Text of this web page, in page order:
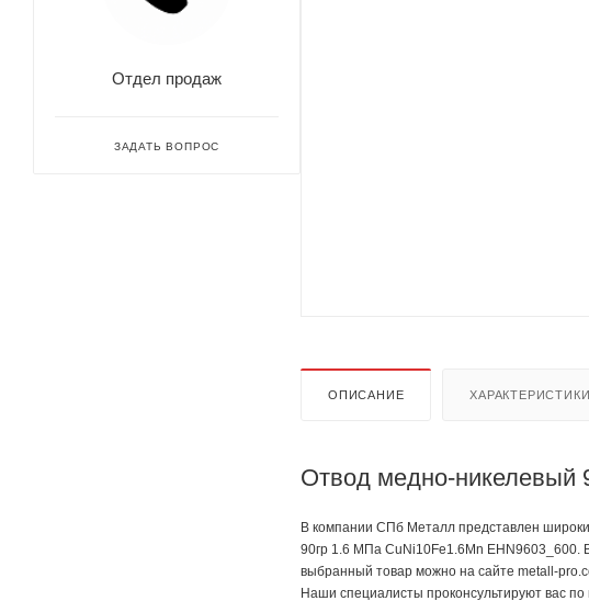
ОПИСАНИЕ ХАРАКТЕРИСТИКИ
Отвод медно-никелевый
В компании СПб Металл представлен
90гр 1.6 МПа CuNi10Fe1.6Mn EHN9603_600.
выбранный товар можно на сайте metall-
Наши специалисты проконсультируют вас
Отдел продаж
ЗАДАТЬ ВОПРОС